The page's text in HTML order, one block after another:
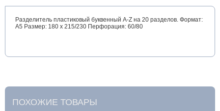
Разделитель пластиковый буквенный A-Z на 20 разделов. Формат:
А5 Размер: 180 x 215/230 Перфорация: 60/80
ПОХОЖИЕ ТОВАРЫ